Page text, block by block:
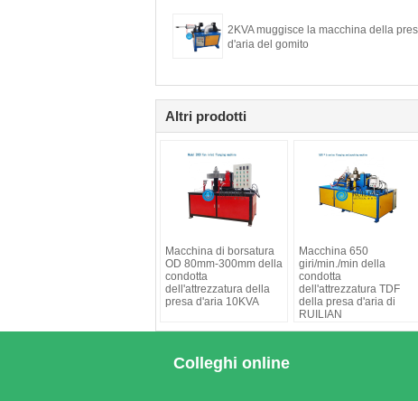
2KVA muggisce la macchina della
d'aria del gomito
Altri prodotti
Macchina di borsatura
OD 80mm-300mm della
condotta
dell'attrezzatura della
presa d'aria 10KVA
Macchina 650
giri/min./min della
condotta
dell'attrezzatura TDF
della presa d'aria di
RUILIAN
Colleghi online